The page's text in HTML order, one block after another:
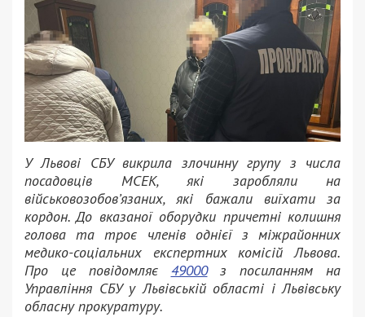
У Львові СБУ викрила злочинну групу з числа
посадовців МСЕК, які заробляли на
військовозобов’язаних, які бажали виїхати за
кордон. До вказаної оборудки причетні колишня
голова та троє членів однієї з міжрайонних
медико-соціальних експертних комісій Львова.
Про це повідомляє 49000з посиланням на
Управління СБУ у Львівській області і Львівську
обласну прокуратуру.